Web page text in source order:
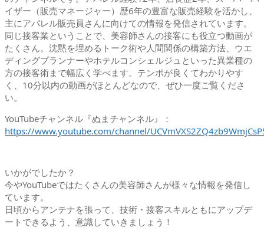
イザー（販売マネージャー）歴6年の豊富な販売経験を活かし、
主にアパレル販売員さんに向けての情報を発信されています。
同じ接客業ということで、美容師さんの接客にも役立つ動画が
たくさん。沈黙を埋めるトーク術や人間関係の構築方法、ウエ
ディングプランナーやホテルコンシェルジュといった異業種の
方の接客術まで幅広く学べます。テンポが良くてわかりやす
く、10分以内の動画がほとんどなので、ぜひ一度ご覧くださ
い。
YouTubeチャンネル『ぬまチャンネル』：
https://www.youtube.com/channel/
いかがでしたか？
今やYouTubeではたくさんの美容師さんが様々な情報を発信し
ています。
日頃からアンテナを張って、技術・接客スキルともにアップデ
ートできるよう、意識していきましょう！